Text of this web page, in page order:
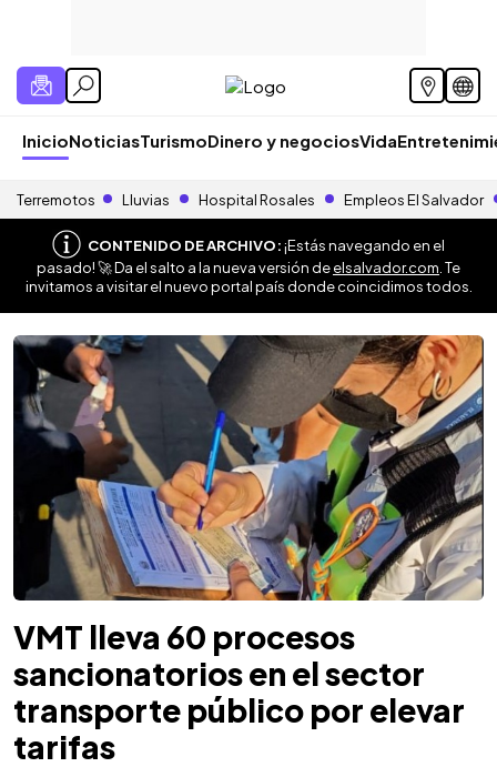
InicioNoticiasTurismoDinero y negociosVida
Terremotos Lluvias Hospital Rosales Empleos El Salvador
CONTENIDO DE ARCHIVO:¡Estás navegando en el
pasado! 🚀 Da el salto a la nueva versión deelsalvador.com . Te
invitamos a visitar el nuevo portal país donde coincidimos todos.
VMT lleva 60 procesos
sancionatorios en el sector
transporte público por elevar
tarifas